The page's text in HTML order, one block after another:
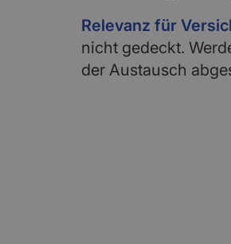
Relevanz für
nicht gedeckt.
der Austausch